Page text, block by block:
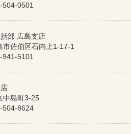
0501
部 広島支店
佐伯区石内上1-17-1
5101
中島町3-25
504-8624